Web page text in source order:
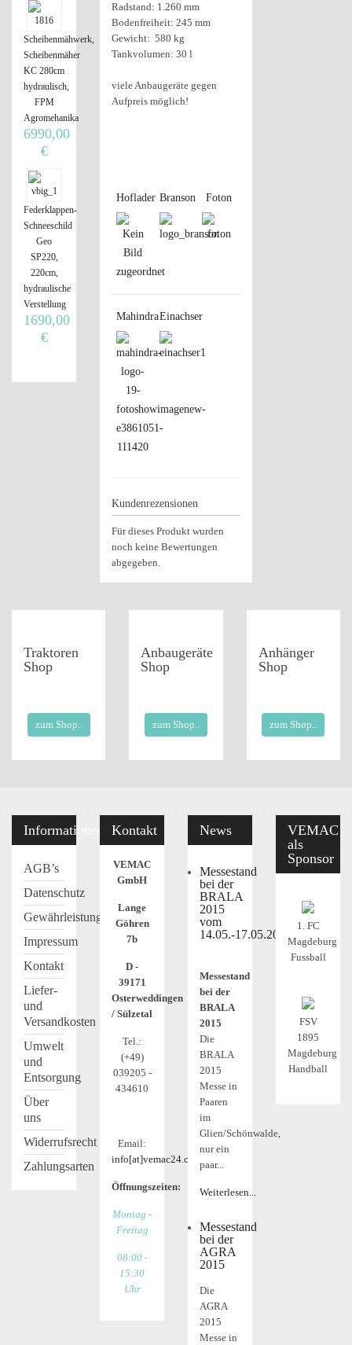
Radstand: 1.260 mm
Bodenfreiheit: 245 mm
Gewicht: 580 kg
Tankvolumen: 30 l
viele Anbaugeräte gegen
Aufpreis möglich!
Hoflader Branson Foton
MahindraEinachser
Kundenrezensionen
Für dieses Produkt wurden
noch keine Bewertungen
abgegeben.
Scheibenmähwerk,
Scheibenmäher
KC 280cm
hydraulisch,
FPM
Agromehanika
6990,00
€
Federklappen-
Schneeschild
Geo
SP220,
220cm,
hydraulische
Verstellung
1690,00
€
Traktoren
Shop
zum Shop..
Anbaugeräte
Shop
zum Shop..
Anhänger
Shop
zum Shop..
Informationen
AGB’s
Datenschutz
Gewährleistung
Impressum
Kontakt
Liefer-
und
Versandkosten
Umwelt
und
Entsorgung
Über
uns
Widerrufsrecht
Zahlungsarten
Kontakt
VEMAC
GmbH
Lange
Göhren
7b
D -
39171
Osterweddingen
/ Sülzetal
Tel.:
(+49)
039205 -
434610
Email:
info[at]vemac24.com
Öffnungszeiten:
Montag -
Freitag
08:00 -
15:30
Uhr
News
Messestand
bei der
BRALA
2015
vom
14.05.-17.05.2015
Messestand
bei der
BRALA
2015
Die
BRALA
2015
Messe in
Paaren
im
Glien/Schönwalde,
nur ein
paar...
Weiterlesen...
Messestand
bei der
AGRA
2015
Die
AGRA
2015
Messe in
VEMAC
als
Sponsor
1. FC
Magdeburg
Fussball
FSV
1895
Magdeburg
Handball